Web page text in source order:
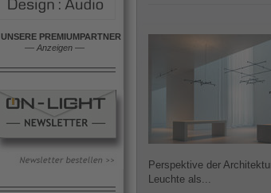
UNSERE PREMIUMPARTNER
–– Anzeigen ––
Perspektive der
Leuchte als...